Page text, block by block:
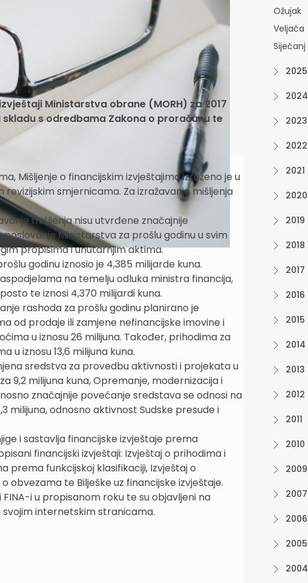
Ministarstva obrane (MORH) za 2017
s odredbama Zakona o proračunu te
Mišljenje o financijskim izvještajima izraženo je u
smjernicama. Za izražavanje mišljenja
mišljenja nisu utvrđene značajnije
Ministarstva za prošlu godinu u svim
propisima i unutarnjim aktima.
godinu iznosio je 4,385 milijarde kuna.
na temelju odluka ministra financija,
te iznosi 4,370 milijardi kuna.
rashoda za prošlu godinu planirano je
od prodaje ili zamjene nefinancijske imovine i
u iznosu 26 milijuna. Također, prihodima za
u iznosu 13,6 milijuna kuna.
sredstva za provedbu aktivnosti i projekata u
9,2 milijuna kuna, Opremanje, modernizacija i
značajnije povećanje sredstava se odnosi na
odnosno aktivnost Sudske presude i
i sastavlja financijske izvještaje prema
financijski izvještaji: Izvještaj o prihodima i
prema funkcijskoj klasifikaciji, Izvještaj o
obvezama te Bilješke uz financijske izvještaje.
i u propisanom roku te su objavljeni na
internetskim stranicama.
Ožujak
Veljača
Siječanj
2025
2024
2023
2022
2021
2020
2019
2018
2017
2016
2015
2014
2013
2012
2011
2010
2009
2007
2006
2005
2004